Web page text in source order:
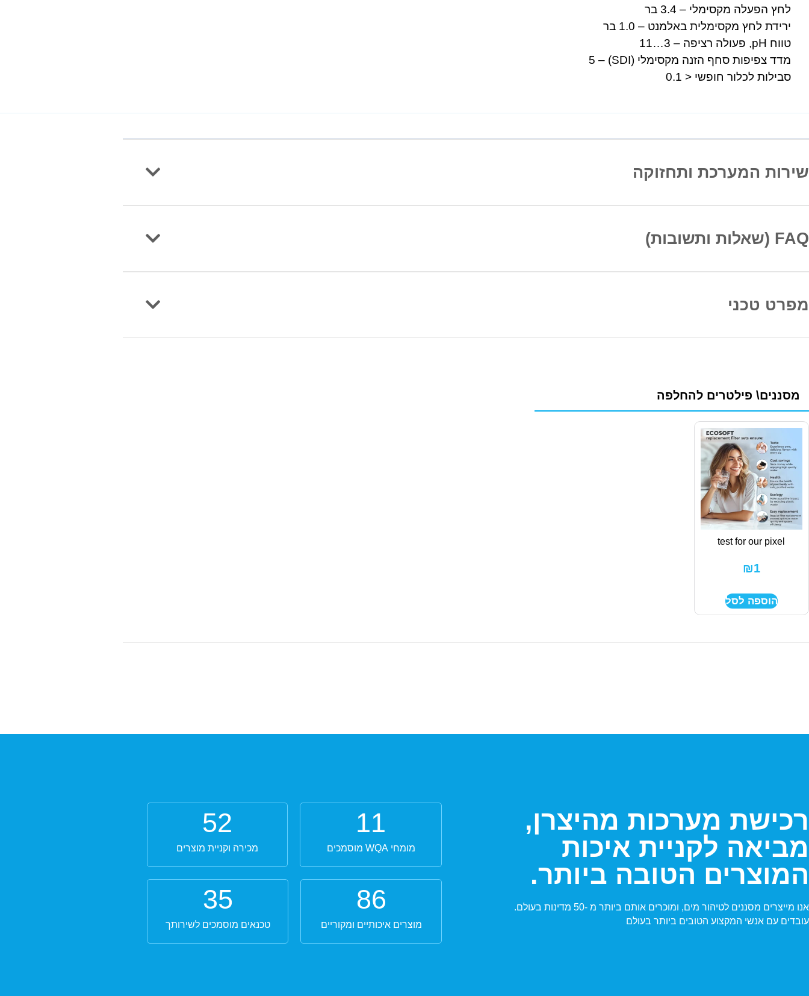
לחץ הפעלה מקסימלי – 3.4 בר
ירידת לחץ מקסימלית באלמנט – 1.0 בר
טווח pH, פעולה רציפה – 3…11
מדד צפיפות סחף הזנה מקסימלי (SDI) – 5
סבילות לכלור חופשי < 0.1
שירות המערכת ותחזוקה
FAQ (שאלות ותשובות)
מפרט טכני
מסננים\ פילטרים להחלפה
test for our pixel
₪1
הוספה לסל
רכישת מערכות מהיצרן,
מביאה לקניית איכות
המוצרים הטובה ביותר.
אנו מייצרים מסננים לטיהור מים, ומוכרים אותם ביותר מ -50 מדינות בעולם.
עובדים עם אנשי המקצוע הטובים ביותר בעולם
מומחי WQA מוסמכים
11
מכירה וקניית מוצרים
52
מוצרים איכותיים ומקוריים
86
טכנאים מוסמכים לשירותך
35